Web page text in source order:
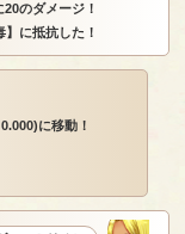
のダメージ！
に抵抗した！
に移動！